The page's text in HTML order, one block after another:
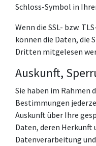
Schloss-Symbol in
Wenn die SSL- bzw.
können die Daten, die
Dritten mitgelesen
Auskunft,
Sie haben im Rahmen
Bestimmungen
Auskunft über Ihre
Daten, deren Herkunft
Datenverarbeitung